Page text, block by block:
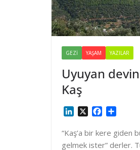
GEZI YAŞAM YAZILAR
Uyuyan
Kaş
n
k
c
e
a
r
“Kaş’a bir kere giden
gelmek ister” derler.